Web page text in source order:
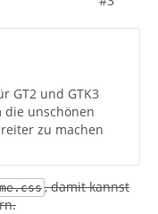
GT2 und GTK3
die unschönen
zu machen
, damit kannst